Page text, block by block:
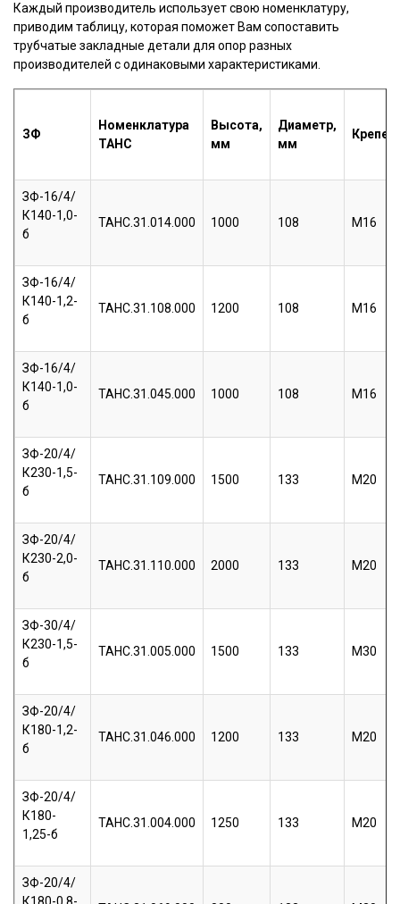
Каждый производитель использует свою номенклатуру,
приводим таблицу, которая поможет Вам сопоставить
трубчатые закладные детали для опор разных
производителей с одинаковыми характеристиками.
ЗФ
Номенклатура
ТАНС
Высота,
мм
Диаметр,
мм
Крепеж
ЗФ-16/4/
К140-1,0-
б
ТАНС.31.014.000 1000 108 М16
ЗФ-16/4/
К140-1,2-
б
ТАНС.31.108.000 1200 108 М16
ЗФ-16/4/
К140-1,0-
б
ТАНС.31.045.000 1000 108 М16
ЗФ-20/4/
К230-1,5-
б
ТАНС.31.109.000 1500 133 М20
ЗФ-20/4/
К230-2,0-
б
ТАНС.31.110.000 2000 133 М20
ЗФ-30/4/
К230-1,5-
б
ТАНС.31.005.000 1500 133 М30
ЗФ-20/4/
К180-1,2-
б
ТАНС.31.046.000 1200 133 М20
ЗФ-20/4/
К180-
1,25-б
ТАНС.31.004.000 1250 133 М20
ЗФ-20/4/